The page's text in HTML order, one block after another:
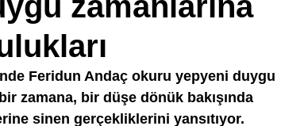
Feridun Andaç okuru yepyeni duygu
zamana, bir düşe dönük bakışında
sinen gerçekliklerini yansıtıyor.